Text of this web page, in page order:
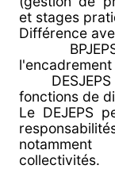
et stages
Différence
BPJEPS
DESJEPS
fonctions de
Le DEJEPS
collectivités.